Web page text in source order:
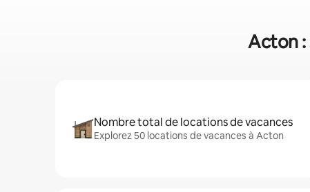
Acton :
Nombre total de locations de vacances
Explorez 50 locations de vacances à Acton